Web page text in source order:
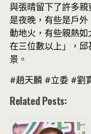
與張晴留下了許多
是夜晚，有些是戶
動地火，有些親熱
在三位數以上」，
景。
#趙天麟 #立委 #劉
Related Posts: